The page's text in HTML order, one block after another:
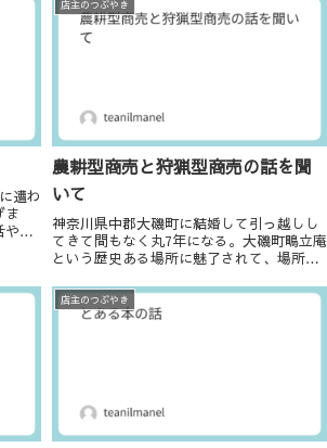
遭わ
ま
や復
ま
店主のつぶやき
農耕型商売と狩猟型商売の話を聞
いて
神奈川県中郡大磯町に結婚して引っ越しし
てきて間もなく丸7年になる。大磯町鴫立庵
という歴史ある場所に魅了されて、場所を
禍でお茶会は中止したのだが、当時の管理
会社様よりありがたいことに少人数でのお
店主のつぶやき